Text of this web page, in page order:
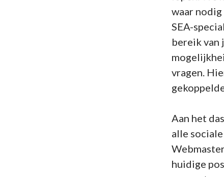
waar
SEA-
bereik van
vragen.
Aan het
alle
huidige